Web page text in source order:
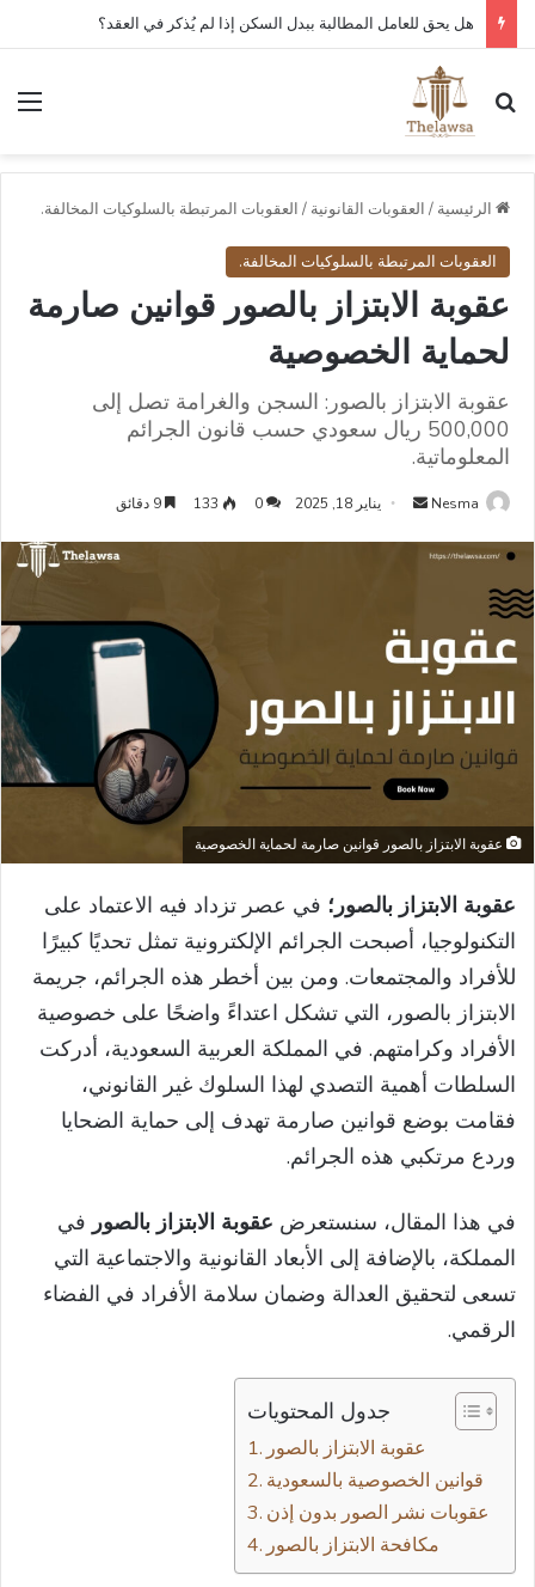
هل يحق للعامل المطالبة ببدل السكن إذا لم يُذكر في العقد؟
بحث عن
الرئيسية / العقوبات القانونية / العقوبات المرتبطة بالسلوكيات المخالفة.
العقوبات المرتبطة بالسلوكيات المخالفة.
عقوبة الابتزاز بالصور قوانين صارمة
لحماية الخصوصية
عقوبة الابتزاز بالصور: السجن والغرامة تصل إلى
500,000 ريال سعودي حسب قانون الجرائم
المعلوماتية.
Nesma
أرسل يناير 18, 2025 0
133
عقوبة الابتزاز بالصور قوانين صارمة لحماية الخصوصية
عقوبة الابتزاز بالصور؛ في عصر تزداد فيه الاعتماد على
التكنولوجيا، أصبحت الجرائم الإلكترونية تمثل تحديًا كبيرًا
للأفراد والمجتمعات. ومن بين أخطر هذه الجرائم، جريمة
الابتزاز بالصور، التي تشكل اعتداءً واضحًا على خصوصية
الأفراد وكرامتهم. في المملكة العربية السعودية، أدركت
السلطات أهمية التصدي لهذا السلوك غير القانوني،
فقامت بوضع قوانين صارمة تهدف إلى حماية الضحايا
وردع مرتكبي هذه الجرائم.
في هذا المقال، سنستعرض عقوبة الابتزاز بالصور في
المملكة، بالإضافة إلى الأبعاد القانونية والاجتماعية التي
تسعى لتحقيق العدالة وضمان سلامة الأفراد في الفضاء
الرقمي.
جدول المحتويات
عقوبة الابتزاز بالصور
قوانين الخصوصية بالسعودية
عقوبات نشر الصور بدون إذن
مكافحة الابتزاز بالصور